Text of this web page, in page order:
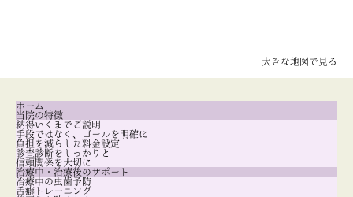
大きな地図で見る
ホーム
当院の特徴
納得いくまでご説明
手段ではなく、ゴールを明確に
負担を減らした料金設定
診査診断をしっかりと
信頼関係を大切に
治療中・治療後のサポート
治療中の虫歯予防
舌癖トレーニング